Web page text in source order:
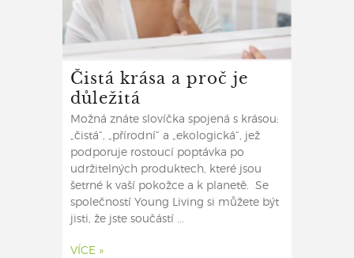
Čistá krása a proč je
důležitá
Možná znáte slovíčka spojená s krásou:
„čistá“, „přírodní“ a „ekologická“, jež
podporuje rostoucí poptávka po
udržitelných produktech, které jsou
šetrné k vaší pokožce a k planetě. Se
společností Young Living si můžete být
jisti, že jste součástí ...
VÍCE »